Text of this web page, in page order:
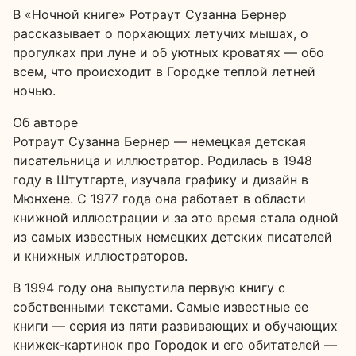
В «Ночной книге» Ротраут Сузанна Бернер
рассказывает о порхающих летучих мышах, о
прогулках при луне и об уютных кроватях — обо
всем, что происходит в Городке теплой летней
ночью.
Об авторе
Ротраут Сузанна Бернер — немецкая детская
писательница и иллюстратор. Родилась в 1948
году в Штутгарте, изучала графику и дизайн в
Мюнхене. С 1977 года она работает в области
книжной иллюстрации и за это время стала одной
из самых известных немецких детских писателей
и книжных иллюстраторов.
В 1994 году она выпустила первую книгу с
собственными текстами. Самые известные ее
книги — серия из пяти развивающих и обучающих
книжек-картинок про Городок и его обитателей —